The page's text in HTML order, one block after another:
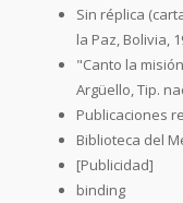
Sin réplica
la Paz, Bolivia,
"Canto la
Argüello, Tip.
Publicaciones
Biblioteca del
[Publicidad]
binding